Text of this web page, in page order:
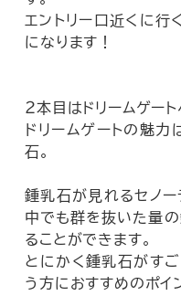
エントリー口近くに
になります！
２本目はドリームゲート
ドリームゲートの魅
石。
鍾乳石が見れるセノ
中でも群を抜いた量
ることができます。
とにかく鍾乳石がす
う方におすすめのポイ